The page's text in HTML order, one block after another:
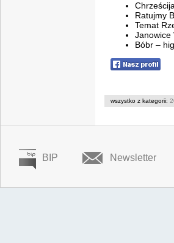
Ratujmy
Temat
Janowice
Bóbr –
wszystko z kategorii:
BIP Newsletter